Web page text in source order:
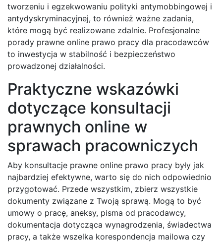
tworzeniu i egzekwowaniu polityki antymobbingowej i
antydyskryminacyjnej, to również ważne zadania,
które mogą być realizowane zdalnie. Profesjonalne
porady prawne online prawo pracy dla pracodawców
to inwestycja w stabilność i bezpieczeństwo
prowadzonej działalności.
Praktyczne wskazówki
dotyczące konsultacji
prawnych online w
sprawach pracowniczych
Aby konsultacje prawne online prawo pracy były jak
najbardziej efektywne, warto się do nich odpowiednio
przygotować. Przede wszystkim, zbierz wszystkie
dokumenty związane z Twoją sprawą. Mogą to być
umowy o pracę, aneksy, pisma od pracodawcy,
dokumentacja dotycząca wynagrodzenia, świadectwa
pracy, a także wszelka korespondencja mailowa czy